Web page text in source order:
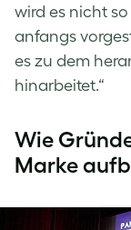
wird es nicht
anfangs
es zu dem
hinarbeitet.“
Wie
Marke